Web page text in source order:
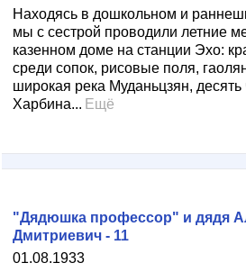
Находясь в дошкольном и
мы с сестрой проводили летние
казенном доме на станции Эхо:
среди сопок, рисовые поля,
широкая река Муданьцзян, десять
Харбина... Ещё
01.08.1933
"Дядюшка профессор" и дядя
Дмитриевич - 11